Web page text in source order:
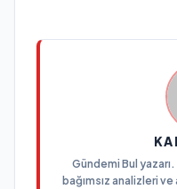
Gündemi Bul
bağımsız analizleri